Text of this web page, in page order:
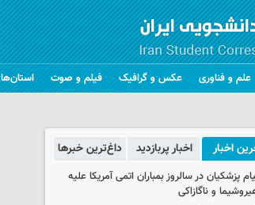
علم و فناوری عکس و گرافیک فیلم و صوت استان‌ها
اخبار اخبار پربازدید داغ‌ترین خبرها
پزشکیان در سالروز بمباران اتمی آمریکا علیه
و ناگازاکی